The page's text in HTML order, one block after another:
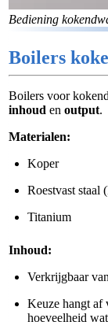
Bediening
Boilers
Boilers voor
inhoud en output.
Materialen:
Koper
Roestvast staal
Titanium
Inhoud:
Verkrijgbaar van
Keuze hangt af
hoeveelheid